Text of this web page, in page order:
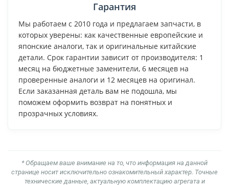
Гарантия
Мы работаем с 2010 года и предлагаем запчасти, в
которых уверены: как качественные европейские и
японские аналоги, так и оригинальные китайские
детали. Срок гарантии зависит от производителя: 1
месяц на бюджетные заменители, 6 месяцев на
проверенные аналоги и 12 месяцев на оригинал.
Если заказанная деталь вам не подошла, мы
поможем оформить возврат на понятных и
прозрачных условиях.
* Обращаем ваше внимание на то, что информация на данной
странице носит исключительно ознакомительный характер. Точные
технические данные, актуальную комплектацию агрегата и